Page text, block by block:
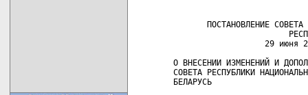
ПОСТАНОВЛЕНИЕ СОВЕТА
29 июня
О ВНЕСЕНИИ ИЗМЕНЕНИЙ И
СОВЕТА РЕСПУБЛИКИ
БЕЛАРУСЬ